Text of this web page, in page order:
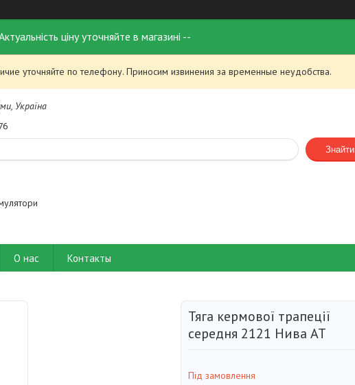
ціну уточняйте в магазині --
уточняйте по телефону. Приносим извинения за временные неудобства.
Україна
Знайти
О нас Контакты
Тяга кермової трапеції
середня 2121 Нива АТ
Під замовлення